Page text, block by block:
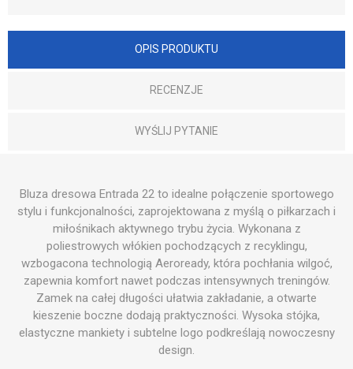
OPIS PRODUKTU
RECENZJE
WYŚLIJ PYTANIE
Bluza dresowa Entrada 22 to idealne połączenie sportowego
stylu i funkcjonalności, zaprojektowana z myślą o piłkarzach i
miłośnikach aktywnego trybu życia. Wykonana z
poliestrowych włókien pochodzących z recyklingu,
wzbogacona technologią Aeroready, która pochłania wilgoć,
zapewnia komfort nawet podczas intensywnych treningów.
Zamek na całej długości ułatwia zakładanie, a otwarte
kieszenie boczne dodają praktyczności. Wysoka stójka,
elastyczne mankiety i subtelne logo podkreślają nowoczesny
design.